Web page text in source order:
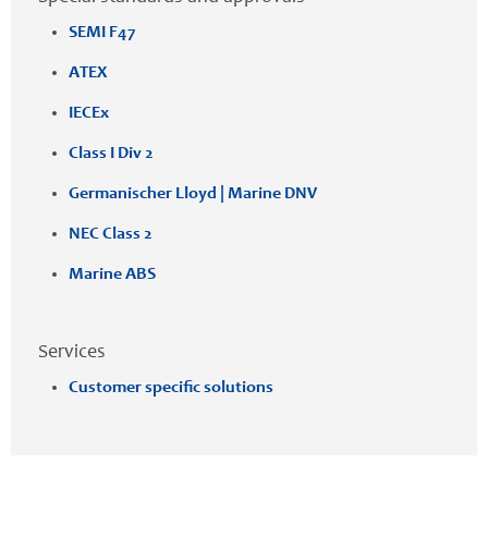
SEMI F47
ATEX
IECEx
Class I Div 2
Germanischer Lloyd | Marine DNV
NEC Class 2
Marine ABS
Services
Customer specific solutions